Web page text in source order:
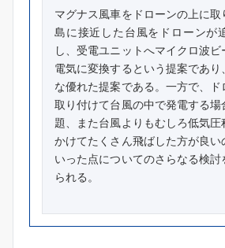
マグナス風車をドローンの上に取
島に接近した台風をドローンが
し、受電ユニットへマイクロ波ビ
電気に変換するという提案であり
な優れた提案である。一方で、ド
取り付けて台風の中で発電する場
題、また台風よりもむしろ低気圧
かけてたくさん飛ばした方が良い
いった点についてのさらなる検討
られる。